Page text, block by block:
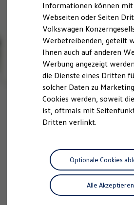
Informationen können mit
Webseiten oder Seiten
Volkswagen
Werbetreibenden, geteilt
Ihnen auch auf anderen
Werbung angezeigt
die Dienste eines Dritten
solcher Daten zu
Cookies werden, soweit
ist, oftmals mit
Dritten verlinkt.
Alle Akzeptieren
Optionale Cookies